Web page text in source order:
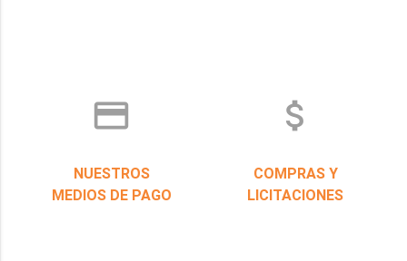
credit_card
NUESTROS
MEDIOS DE PAGO
attach_money
COMPRAS Y
LICITACIONES